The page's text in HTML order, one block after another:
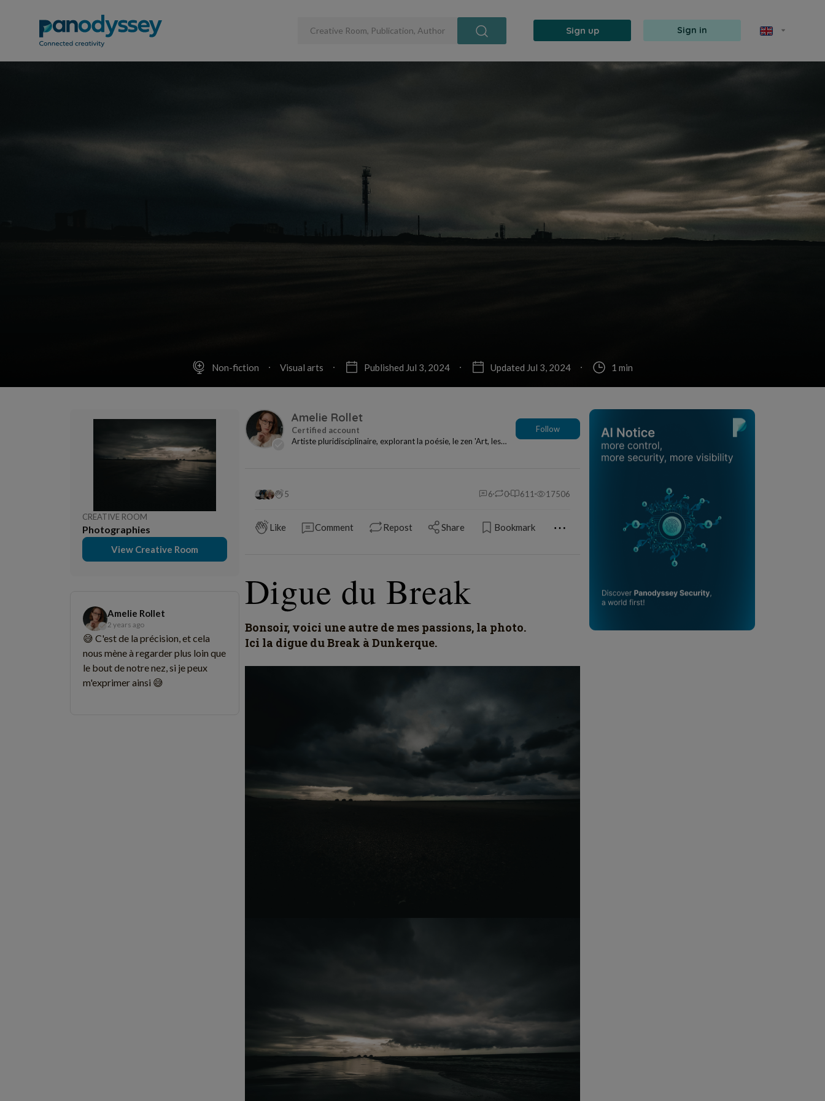
Sign up Sign in
Non-fiction Visual arts Published Jul 3, 2024 Updated Jul 3, 2024 1 min
CREATIVE ROOM
Photographies
View Creative Room
Amelie Rollet
2 years ago
😅 C'est de la précision, et cela
nous mène à regarder plus loin que
le bout de notre nez, si je peux
m'exprimer ainsi 😅
Amelie Rollet
Artiste pluridisciplinaire, explorant la poésie, le zen 'Art, les
Follow
5 6 0 611 17506
Like Comment Repost Share Bookmark ⋯
Digue du Break
Bonsoir, voici une autre de mes passions, la photo.
Ici la digue du Break à Dunkerque.